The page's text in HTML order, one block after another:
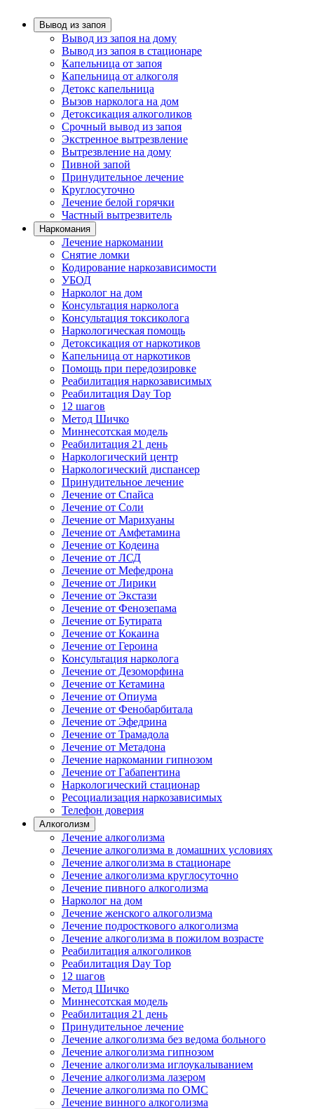
Вывод из запоя
Вывод из запоя на дому
Вывод из запоя в стационаре
Капельница от запоя
Капельница от алкоголя
Детокс капельница
Вызов нарколога на дом
Детоксикация алкоголиков
Срочный вывод из запоя
Экстренное вытрезвление
Вытрезвление на дому
Пивной запой
Принудительное лечение
Круглосуточно
Лечение белой горячки
Частный вытрезвитель
Наркомания
Лечение наркомании
Снятие ломки
Кодирование наркозависимости
УБОД
Нарколог на дом
Консультация нарколога
Консультация токсиколога
Наркологическая помощь
Детоксикация от наркотиков
Капельница от наркотиков
Помощь при передозировке
Реабилитация наркозависимых
Реабилитация Day Top
12 шагов
Метод Шичко
Миннесотская модель
Реабилитация 21 день
Наркологический центр
Наркологический диспансер
Принудительное лечение
Лечение от Спайса
Лечение от Соли
Лечение от Марихуаны
Лечение от Амфетамина
Лечение от Кодеина
Лечение от ЛСД
Лечение от Мефедрона
Лечение от Лирики
Лечение от Экстази
Лечение от Фенозепама
Лечение от Бутирата
Лечение от Кокаина
Лечение от Героина
Консультация нарколога
Лечение от Дезоморфина
Лечение от Кетамина
Лечение от Опиума
Лечение от Фенобарбитала
Лечение от Эфедрина
Лечение от Трамадола
Лечение от Метадона
Лечение наркомании гипнозом
Лечение от Габапентина
Наркологический стационар
Ресоциализация наркозависимых
Телефон доверия
Алкоголизм
Лечение алкоголизма
Лечение алкоголизма в домашних условиях
Лечение алкоголизма в стационаре
Лечение алкоголизма круглосуточно
Лечение пивного алкоголизма
Нарколог на дом
Лечение женского алкоголизма
Лечение подросткового алкоголизма
Лечение алкоголизма в пожилом возрасте
Реабилитация алкоголиков
Реабилитация Day Top
12 шагов
Метод Шичко
Миннесотская модель
Реабилитация 21 день
Принудительное лечение
Лечение алкоголизма без ведома больного
Лечение алкоголизма гипнозом
Лечение алкоголизма иглоукалыванием
Лечение алкоголизма лазером
Лечение алкоголизма по ОМС
Лечение винного алкоголизма